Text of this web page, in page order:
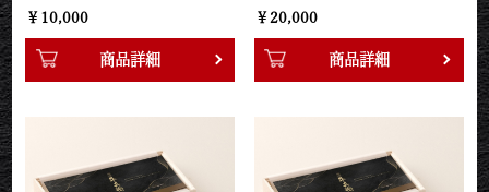
￥10,000
商品詳細
￥20,000
商品詳細